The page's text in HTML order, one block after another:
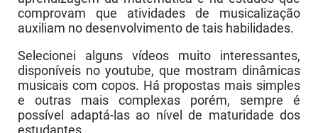
comprovam que atividades de musicalização
auxiliam no desenvolvimento de tais habilidades.
Selecionei alguns vídeos muito interessantes,
disponíveis no youtube, que mostram dinâmicas
musicais com copos. Há propostas mais simples
e outras mais complexas porém, sempre é
possível adaptá-las ao nível de maturidade dos
estudantes.